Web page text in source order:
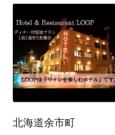
北海道余市町